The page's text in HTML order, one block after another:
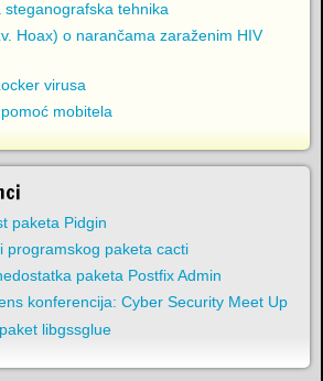
steganografska tehnika
Hoax) o narančama zaraženim HIV
virusa
mobitela
paketa Pidgin
programskog paketa cacti
paketa Postfix Admin
konferencija: Cyber Security Meet Up
libgssglue